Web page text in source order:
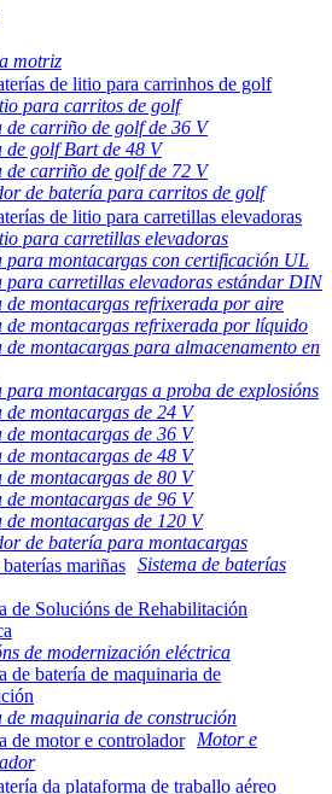
motriz
para carritos de golf
de carriño de golf de 36 V
de golf Bart de 48 V
de carriño de golf de 72 V
de batería para carritos de golf
para carretillas elevadoras
para montacargas con certificación UL
para carretillas elevadoras estándar DIN
de montacargas refrixerada por aire
de montacargas refrixerada por líquido
de montacargas para almacenamento en
para montacargas a proba de explosións
de montacargas de 24 V
de montacargas de 36 V
de montacargas de 48 V
de montacargas de 80 V
de montacargas de 96 V
de montacargas de 120 V
de batería para montacargas
Sistema de baterías
de modernización eléctrica
de maquinaria de construción
Motor e